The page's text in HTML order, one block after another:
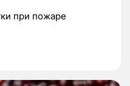
при пожаре